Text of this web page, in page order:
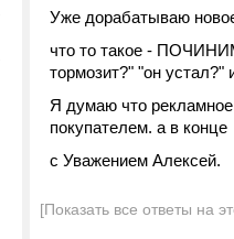
Уже дорабатываю
что то такое -
тормозит?" "он устал?"
Я думаю что
покупателем. а в
с Уважением Алексей.
[Показать все ответы на